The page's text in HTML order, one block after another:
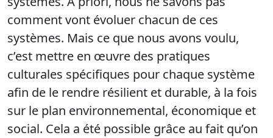
comment vont évoluer chacun de ces
systèmes. Mais ce que nous avons voulu,
c’est mettre en œuvre des pratiques
culturales spécifiques pour chaque système
afin de le rendre résilient et durable, à la fois
sur le plan environnemental, économique et
social. Cela a été possible grâce au fait qu’on